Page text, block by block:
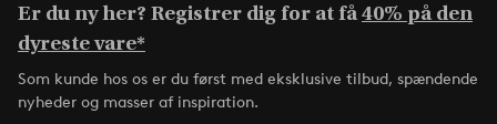
Er du ny her? Registrer dig for at få40% på den
dyreste vare*
Som kunde hos os er du først med eksklusive tilbud, spændende
nyheder og masser af inspiration.